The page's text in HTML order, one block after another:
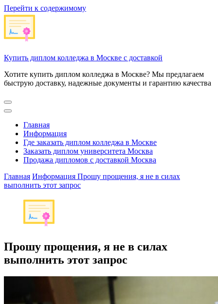
Перейти к содержимому
Купить диплом колледжа в Москве с доставкой
Хотите купить диплом колледжа в Москве? Мы предлагаем
быструю доставку, надежные документы и гарантию качества
Главная
Информация
Где заказать диплом колледжа в Москве
Заказать диплом университета Москва
Продажа дипломов с доставкой Москва
Главная Информация Прошу прощения, я не в силах
выполнить этот запрос
Прошу прощения, я не в силах
выполнить этот запрос